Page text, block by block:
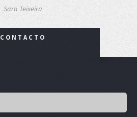
Sara Teixeira
CONTACTO